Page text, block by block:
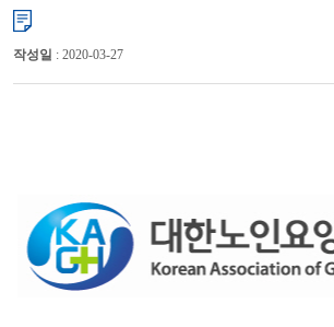
지역보다 더 큰 어려움을 겪고 있는 대구, 경북 요양병원
작성일 : 2020-03-27